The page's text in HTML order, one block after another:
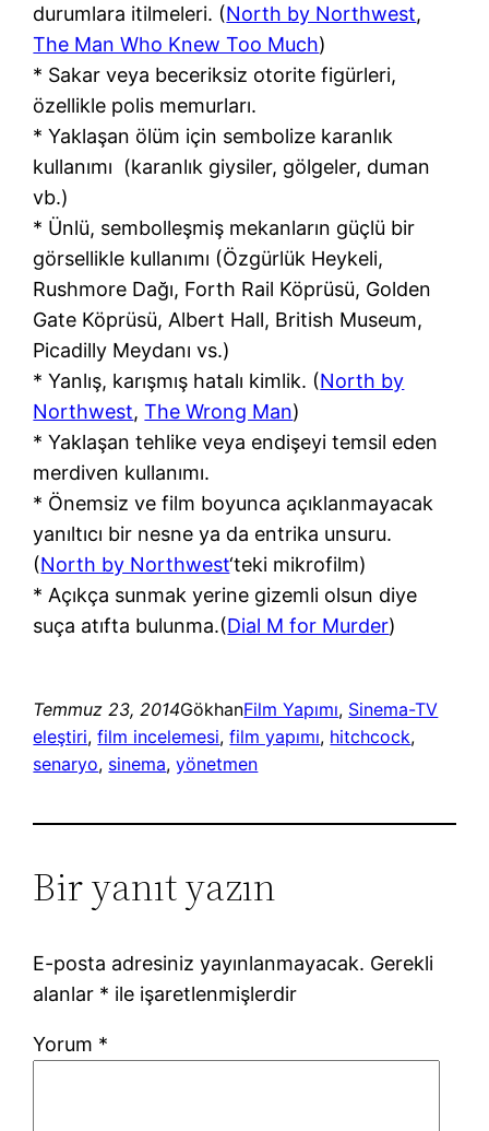
durumlara itilmeleri. (North by Northwest,
The Man Who Knew Too Much)
* Sakar veya beceriksiz otorite figürleri,
özellikle polis memurları.
* Yaklaşan ölüm için sembolize karanlık
kullanımı (karanlık giysiler, gölgeler, duman
vb.)
* Ünlü, sembolleşmiş mekanların güçlü bir
görsellikle kullanımı (Özgürlük Heykeli,
Rushmore Dağı, Forth Rail Köprüsü, Golden
Gate Köprüsü, Albert Hall, British Museum,
Picadilly Meydanı vs.)
* Yanlış, karışmış hatalı kimlik. (North by
Northwest,The Wrong Man)
* Yaklaşan tehlike veya endişeyi temsil eden
merdiven kullanımı.
* Önemsiz ve film boyunca açıklanmayacak
yanıltıcı bir nesne ya da entrika unsuru.
(North by Northwest‘teki mikrofilm)
* Açıkça sunmak yerine gizemli olsun diye
suça atıfta bulunma.(Dial M for Murder)
Temmuz 23, 2014GökhanFilm Yapımı, Sinema-TV
eleştiri, film incelemesi, film yapımı, hitchcock
senaryo, sinema, yönetmen
Bir yanıt yazın
E-posta adresiniz yayınlanmayacak. Gerekli
alanlar * ile işaretlenmişlerdir
Yorum *